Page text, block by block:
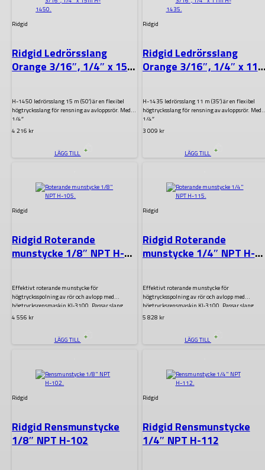
Ridgid
Ridgid Ledrörsslang
Orange 3/16″, 1/4″ x 15m
H-1450 ledrörsslang 15 m (50′) är en flexibel
högtrycksslang för rensning av avloppsrör. Med
1/4″…
4 216 kr
LÄGG TILL
Ridgid
Ridgid Ledrörsslang
Orange 3/16″, 1/4″ x
H-1435 ledrörsslang 11 m (35′) är en flexibel
högtrycksslang för rensning av avloppsrör. Med
1/4″…
3 009 kr
LÄGG TILL
Ridgid
Ridgid Roterande
munstycke 1/8″ NPT H-
Effektivt roterande munstycke för
högtrycksspolning av rör och avlopp med
högtrycksrensmaskin KJ‑3100. Passar slang
med…
4 556 kr
LÄGG TILL
Ridgid
Ridgid Roterande
munstycke 1/4″ NPT H-
Effektivt roterande munstycke för
högtrycksspolning av rör och avlopp med
högtrycksrensmaskin KJ‑3100. Passar slang
med…
5 828 kr
LÄGG TILL
Ridgid
Ridgid Rensmunstycke
1/8″ NPT H-102
Ridgid
Ridgid Rensmunstycke
1/4″ NPT H-112